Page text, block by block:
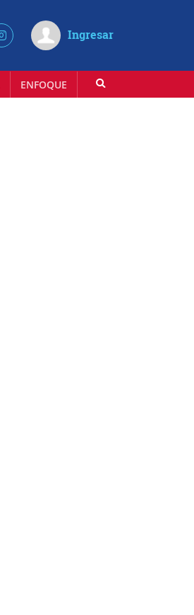
Ingresar
ENFOQUE INFOVINO